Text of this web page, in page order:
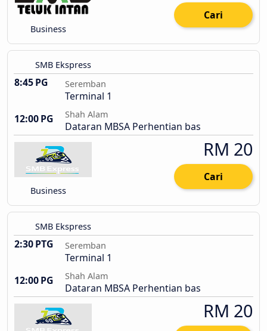
Business
Cari
SMB Ekspress
8:45 PG Seremban
Terminal 1
12:00 PG
Shah Alam
Dataran MBSA Perhentian bas
Business
RM 20
Cari
SMB Ekspress
2:30 PTG Seremban
Terminal 1
12:00 PG
Shah Alam
Dataran MBSA Perhentian bas
RM 20